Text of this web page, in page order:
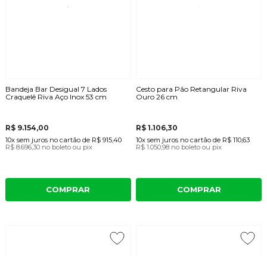
Bandeja Bar Desigual 7 Lados
Craquelê Riva Aço Inox 53 cm
R$ 9.154,00
10x sem juros no cartãode R$ 915,40
R$ 8.696,30 no boleto ou pix
COMPRAR
Cesto para Pão Retangular Riva
Ouro 26 cm
R$ 1.106,30
10x sem juros no cartão de R$ 110,63
R$ 1.050,98 no boleto ou pix
COMPRAR